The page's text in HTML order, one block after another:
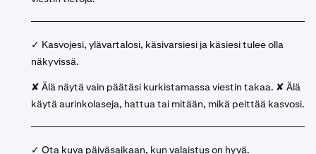
✓ Kasvojesi, ylävartalosi, käsivarsiesi ja käsiesi tulee olla
näkyvissä.
✘ Älä näytä vain päätäsi kurkistamassa viestin takaa. ✘ Älä
käytä aurinkolaseja, hattua tai mitään, mikä peittää kasvosi.
✓ Ota kuva päiväsaikaan, kun valaistus on hyvä.